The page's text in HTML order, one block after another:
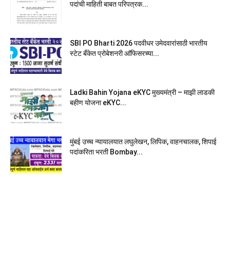
पदांची माहिती बाबत परिपत्रक...
SBI PO Bharti 2026 पदवीधर उमेदवारांसाठी भारतीय
स्टेट बँकेत प्रोबेशनरी आ‍ॅफिसरच्या...
Ladki Bahin Yojana eKYC मुख्यमंत्री – माझी लाडकी
बहीण योजना eKYC...
मुंबई उच्च न्यायालयात लघुलेखन, लिपिक, वाहनचालक, शिपाई
पदांकरिता भरती Bombay...